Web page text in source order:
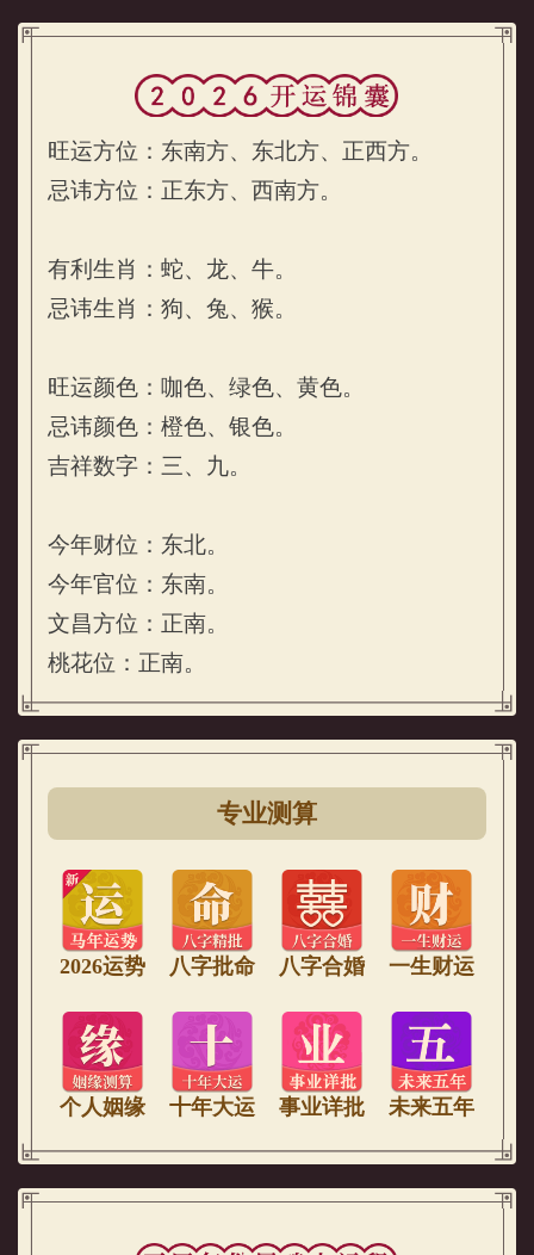
属鸡的女生和妇女2026年运势
旺运方位：东南方、东北方、正西方。
忌讳方位：正东方、西南方。
有利生肖：蛇、龙、牛。
忌讳生肖：狗、兔、猴。
旺运颜色：咖色、绿色、黄色。
忌讳颜色：橙色、银色。
吉祥数字：三、九。
今年财位：东北。
今年官位：东南。
文昌方位：正南。
桃花位：正南。
专业测算
2026运势 八字批命 八字合婚 一生财运
个人姻缘 十年大运 事业详批 未来五年